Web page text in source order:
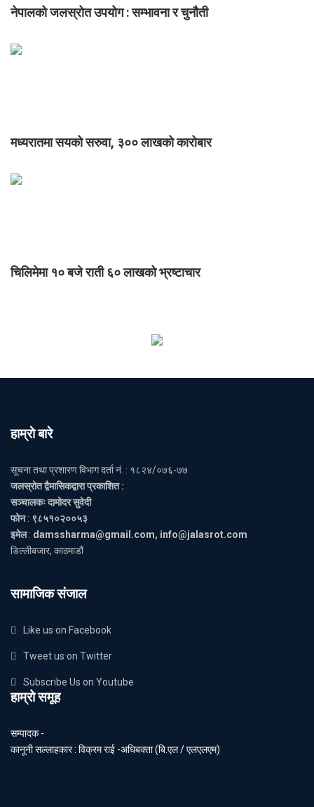
नेपालको जलस्रोत उपयोग : सम्भावना र चुनौती
मध्यरातमा सयको सरुवा, ३०० लाखको कारोबार
चिलिमेमा १० बजे राती ६० लाखको भ्रष्टाचार
हाम्राे बारे
सूचना तथा प्रशारण विभाग दर्ता नं. : १८२४/०७६-७७
जलस्रोत द्वैमासिकद्वारा प्रकाशित :
सञ्चालकः दामोदर सुवेदी
फोन: ९८५१०२००५३
इमेल: damssharma@gmail.com, info@jalasrot.com
डिल्लीबजार, काठमाडौं
सामाजिक संजाल
Like us on Facebook
Tweet us on Twitter
Subscribe Us on Youtube
हाम्रो समूह
सम्पादक -
कानूनी सल्लाहकार : विक्रम राई -अधिबक्ता (बि.एल / एलएलएम)